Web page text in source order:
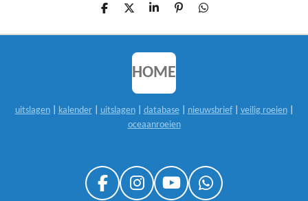
D
L
D
E
S
A
E
P
N
D
L
HOME
uitslagen| kalender| uitslagen| database| nieuwsbrief| veilig roeien|
oceaanroeien
F
I
Y
W